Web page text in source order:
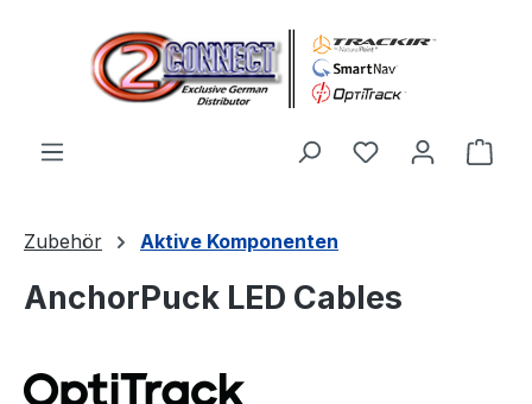
Zum Hauptinhalt springen
Du hast 0
Zubehör Aktive Komponenten
AnchorPuck LED Cables